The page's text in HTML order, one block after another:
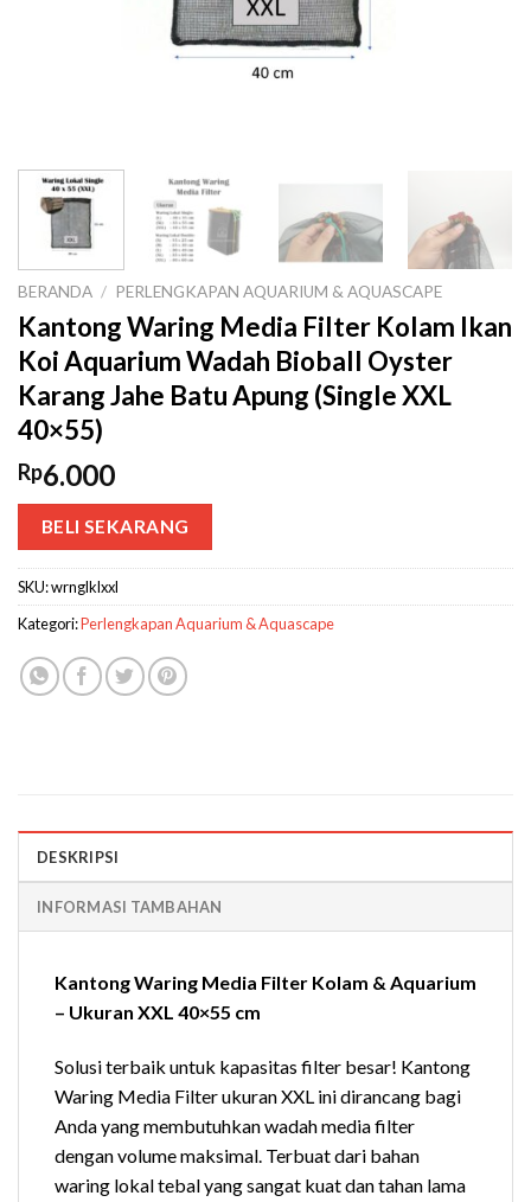
BERANDA / PERLENGKAPAN AQUARIUM & AQUASCAPE
Kantong Waring Media Filter Kolam Ikan
Koi Aquarium Wadah Bioball Oyster
Karang Jahe Batu Apung (Single XXL
40×55)
Rp6.000
BELI SEKARANG
SKU:wrnglklxxl
Kategori:Perlengkapan Aquarium & Aquascape
DESKRIPSI
INFORMASI TAMBAHAN
Kantong Waring Media Filter Kolam & Aquarium
– Ukuran XXL 40×55 cm
Solusi terbaik untuk kapasitas filter besar! Kantong
Waring Media Filter ukuran XXL ini dirancang bagi
Anda yang membutuhkan wadah media filter
dengan volume maksimal. Terbuat dari bahan
waring lokal tebal yang sangat kuat dan tahan lama